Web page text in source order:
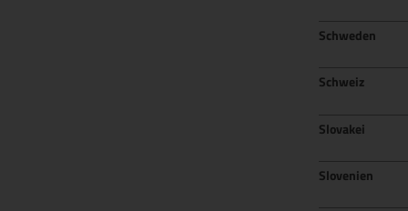
Schweden
Schweiz
Slovakei
Slovenien